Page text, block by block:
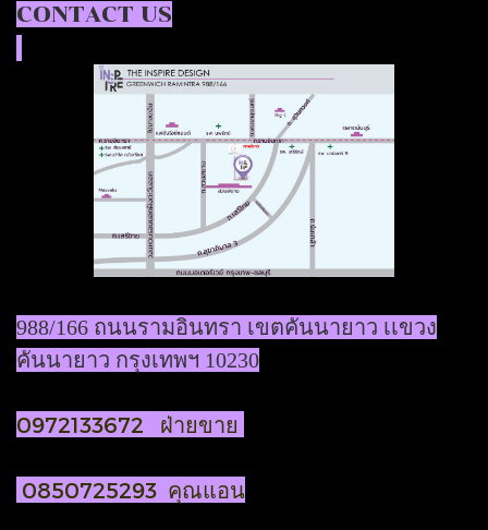
CONTACT US
988/166 ถนนรามอินทรา เขตคันนายาว เเขวง
คันนายาว กรุงเทพฯ 10230
0972133672 ฝ่ายขาย
0850725293 คุณแอน